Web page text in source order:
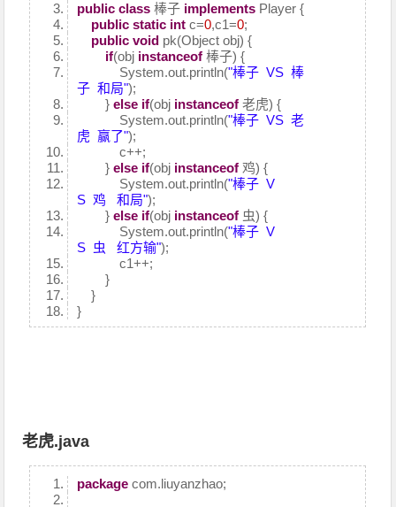
public class 棒子 implements Player {
public static int c=0,c1=0;
public void pk(Object obj) {
if(obj instanceof 棒子) {
System.out.println("棒子 VS 棒
子 和局");
}else if(obj instanceof 老虎) {
System.out.println("棒子 VS 老
虎 赢了");
c++;
}else if(obj instanceof 鸡) {
System.out.println("棒子 V
S 鸡 和局");
}else if(obj instanceof 虫) {
System.out.println("棒子 V
S 虫 红方输");
c1++;
}
}
}
老虎.java
package com.liuyanzhao;